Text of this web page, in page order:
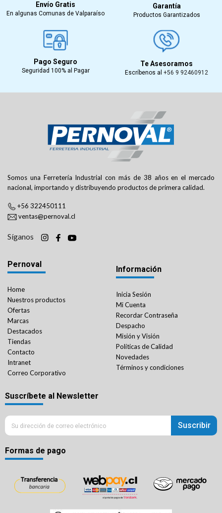
Envío Gratis
En algunas Comunas de Valparaíso
Garantía
Productos Garantizados
Pago Seguro
Seguridad 100% al Pagar
Te Asesoramos
Escríbenos al +56 9 92460912
Somos una Ferretería Industrial con más de 38 años en el mercado
nacional, importando y distribuyendo productos de primera calidad.
+56 322450111
ventas@pernoval.cl
Síganos
Pernoval
Home
Nuestros productos
Ofertas
Marcas
Destacados
Tiendas
Contacto
Intranet
Correo Corporativo
Información
Inicia Sesión
Mi Cuenta
Recordar Contraseña
Despacho
Misión y Visión
Políticas de Calidad
Novedades
Términos y condiciones
Suscríbete al Newsletter
Suscribir
Formas de pago